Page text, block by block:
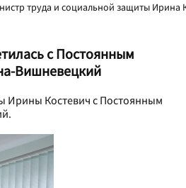
труда и социальной защиты Ирина
с Постоянным
Вишневецкий
Ирины Костевич с Постоянным